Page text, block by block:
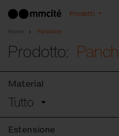
Prodotti
Home Panchine
Prodotto:
Material
Tutto
Estensione